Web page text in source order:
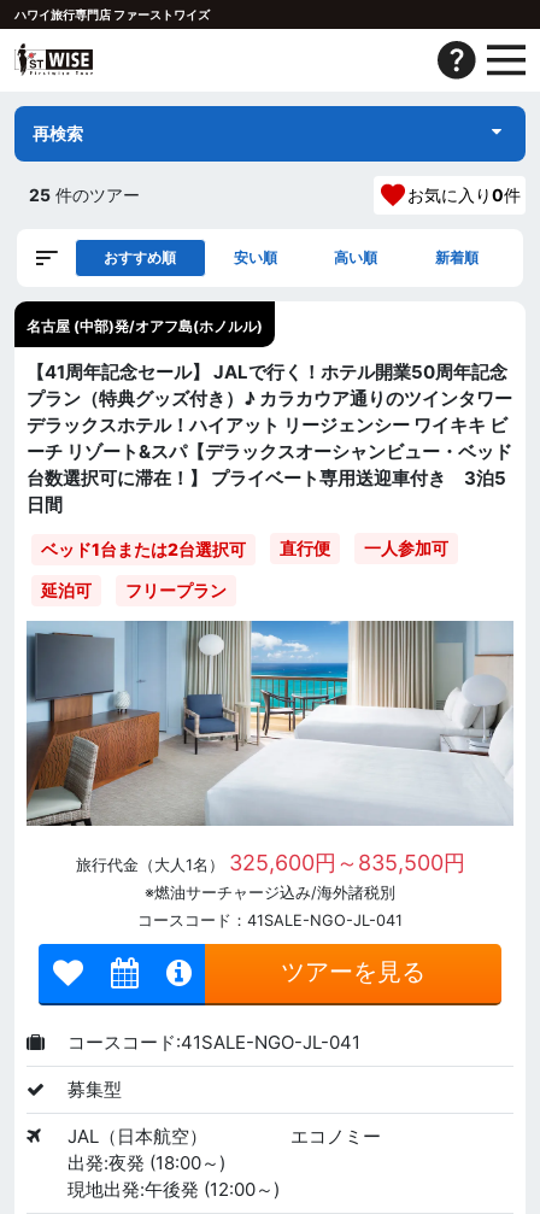
ハワイ旅行専門店 ファーストワイズ
再検索
25 件のツアー お気に入り0件
おすすめ順 安い順 高い順 新着順
名古屋 (中部)発/オアフ島(ホノルル)
【41周年記念セール】 JALで行く！ホテル開業50周年記念
プラン（特典グッズ付き）♪ カラカウア通りのツインタワー
デラックスホテル！ハイアット リージェンシー ワイキキ ビ
ーチ リゾート&スパ【デラックスオーシャンビュー・ベッド
台数選択可に滞在！】 プライベート専用送迎車付き 3泊5
日間
ベッド1台または2台選択可 直行便 一人参加可
延泊可 フリープラン
旅行代金（大人1名） 325,600円～835,500円
※燃油サーチャージ込み/海外諸税別
コースコード：41SALE-NGO-JL-041
ツアーを見る
コースコード:41SALE-NGO-JL-041
募集型
JAL（日本航空）
エコノミー
出発:夜発 (18:00～)
現地出発:午後発 (12:00～)